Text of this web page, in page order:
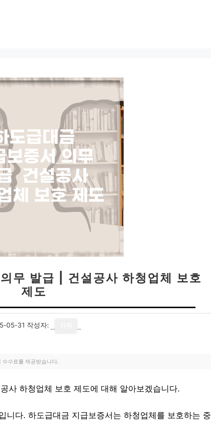
무 발급 | 건설공사 하청업체 보호
제도
05-31 작성자:
수료를 제공받습니다.
사 하청업체 보호 제도에 대해 알아보겠습니다.
니다. 하도급대금 지급보증서는 하청업체를 보호하는 중